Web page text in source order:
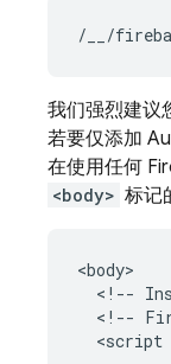
/__/
我们强烈建议
若要仅添加
在使用任何
<body> 标记
<body>
<!--
<!--
<script